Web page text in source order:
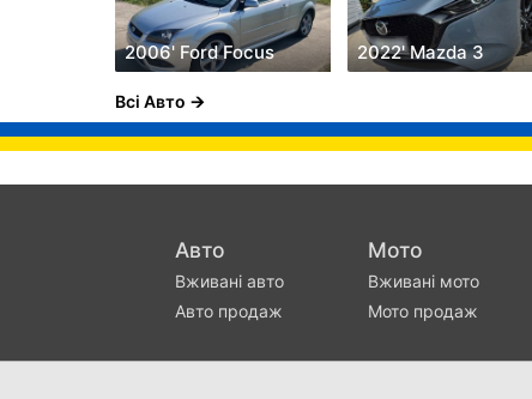
2006' Ford Focus 2022' Mazda 3
Всі Авто
Авто
Вживані авто
Авто продаж
Мото
Вживані мото
Мото продаж